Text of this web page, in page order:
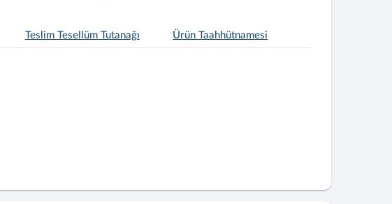
Teslim Tesellüm Tutanağı Ürün Taahhütnamesi